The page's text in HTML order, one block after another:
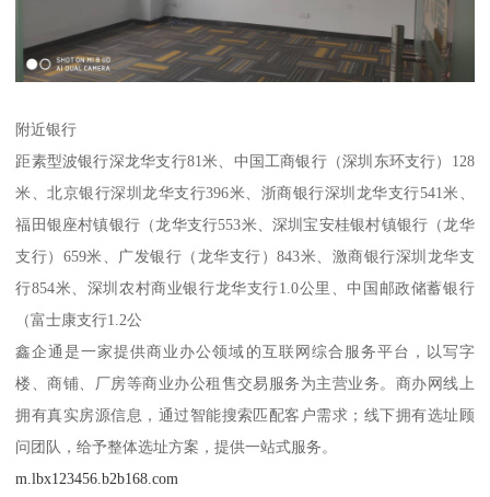
附近银行
距素型波银行深龙华支行81米、中国工商银行（深圳东环支行）128
米、北京银行深圳龙华支行396米、浙商银行深圳龙华支行541米、
福田银座村镇银行（龙华支行553米、深圳宝安桂银村镇银行（龙华
支行）659米、广发银行（龙华支行）843米、激商银行深圳龙华支
行854米、深圳农村商业银行龙华支行1.0公里、中国邮政储蓄银行
（富士康支行1.2公
鑫企通是一家提供商业办公领域的互联网综合服务平台，以写字
楼、商铺、厂房等商业办公租售交易服务为主营业务。商办网线上
拥有真实房源信息，通过智能搜索匹配客户需求；线下拥有选址顾
问团队，给予整体选址方案，提供一站式服务。
m.lbx123456.b2b168.com